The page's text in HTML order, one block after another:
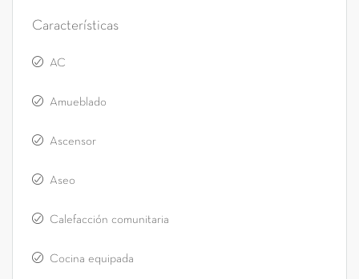
Características
AC
Amueblado
Ascensor
Aseo
Calefacción comunitaria
Cocina equipada